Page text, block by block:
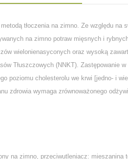
tłoczenia na zimno. Ze względu na
na zimno potraw mięsnych i
wielonienasyconych oraz wysoką
Tłuszczowych (NNKT). Zastępowanie
poziomu cholesterolu we krwi [jedno- i
zdrowia wymaga zrównoważonego
na zimno, przeciwutleniacz: mieszanina